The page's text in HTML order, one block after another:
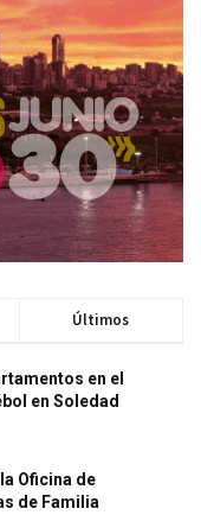
Últimos
en el
en Soledad
Oficina de
de Familia